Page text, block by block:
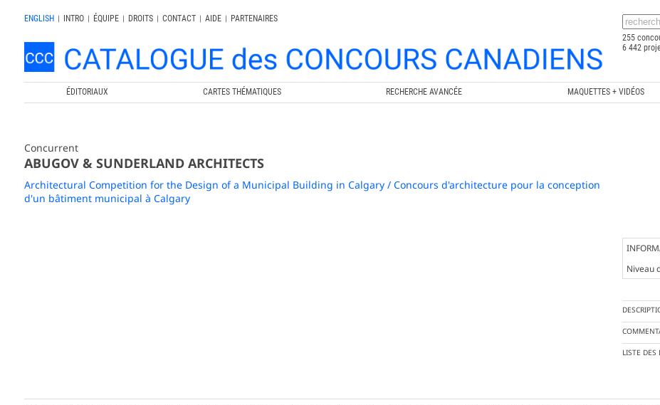
ENGLISH | INTRO | ÉQUIPE | DROITS | CONTACT | AIDE |
PARTENAIRES
255
6 442
ÉDITORIAUX CARTES THÉMATIQUES RECHERCHE AVANCÉE MAQUETTES + VIDÉOS
Concurrent
ABUGOV & SUNDERLAND ARCHITECTS
Architectural Competition for the Design of a Municipal Building in Calgary / Concours d'architecture pour la conception
d'un bâtiment municipal à Calgary
Niveau
LISTE DES